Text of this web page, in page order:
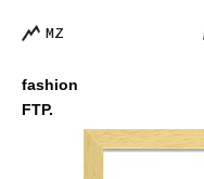
MZ
fashion
FTP.